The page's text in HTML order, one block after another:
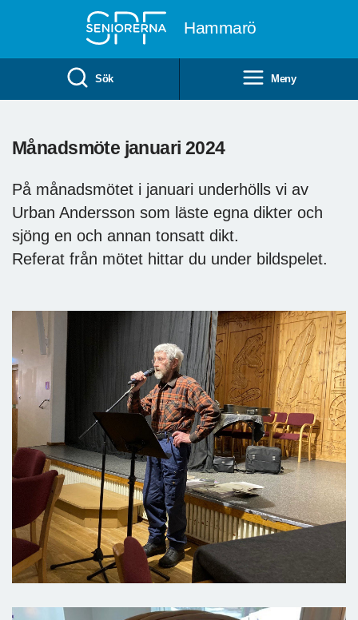
Hammarö
Sök Meny
Månadsmöte januari 2024
På månadsmötet i januari underhölls vi av
Urban Andersson som läste egna dikter och
sjöng en och annan tonsatt dikt.
Referat från mötet hittar du under bildspelet.